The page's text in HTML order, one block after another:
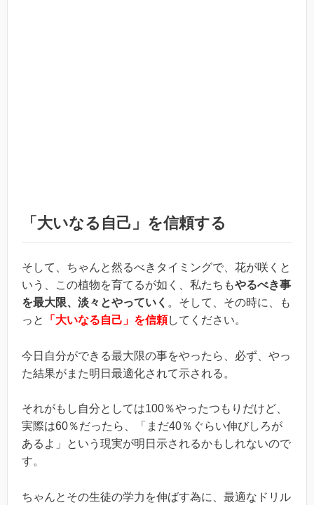
「大いなる自己」を信頼する
そして、ちゃんと然るべきタイミングで、花が咲くと
いう、この植物を育てるが如く、私たちもやるべき事
を最大限、淡々とやっていく 。そして、その時に、も
っと
「大いなる自己」を信頼してください。
今日自分ができる最大限の事をやったら、必ず、やっ
た結果がまた明日最適化されて示される。
それがもし自分としては100％やったつもりだけど、
実際は60％だったら、「まだ40％ぐらい伸びしろが
あるよ」という現実が明日示されるかもしれないので
す。
ちゃんとその生徒の学力を伸ばす為に、最適なドリル